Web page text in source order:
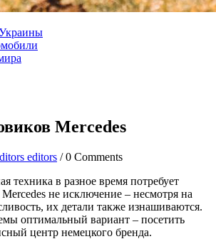
Mercedes
editors / 0 Comments
техника в разное время потребует
не исключение – несмотря на
их детали также изнашиваются.
оптимальный вариант – посетить
центр немецкого бренда.